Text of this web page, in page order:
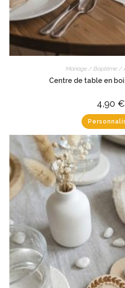
Mariage / Baptême /
Centre de table en
4,90 €